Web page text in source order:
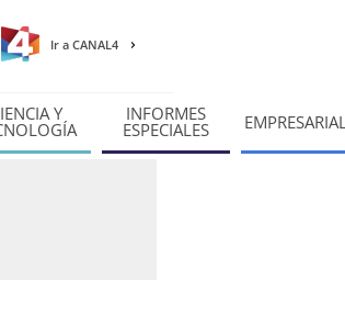
Ir a CANAL4
Y INFORMES
ESPECIALES